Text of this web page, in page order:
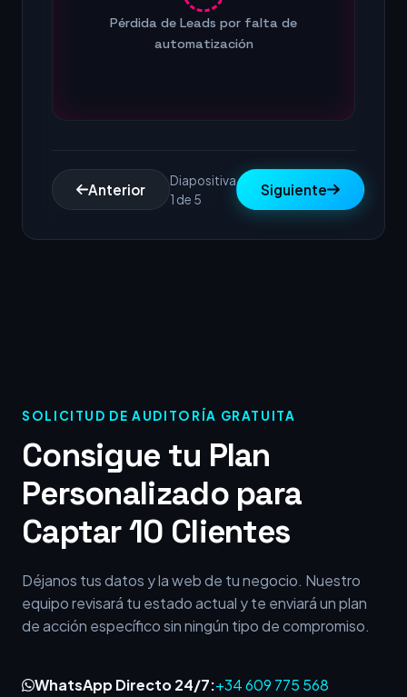
Pérdida de Leads por falta de
automatización
Anterior
Diapositiva
1 de 5
Siguiente
SOLICITUD DE AUDITORÍA GRATUITA
Consigue tu Plan
Personalizado para
Captar 10 Clientes
Déjanos tus datos y la web de tu negocio. Nuestro
equipo revisará tu estado actual y te enviará un plan
de acción específico sin ningún tipo de compromiso.
WhatsApp Directo 24/7:+34 609 775 568